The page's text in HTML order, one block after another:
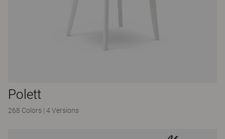
Polett
268 Colors | 4 Versions